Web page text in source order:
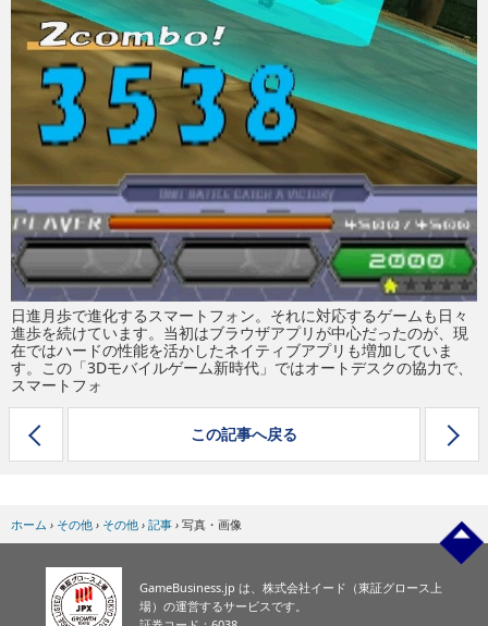
日進月歩で進化するスマートフォン。それに対応するゲームも日々
進歩を続けています。当初はブラウザアプリが中心だったのが、現
在ではハードの性能を活かしたネイティブアプリも増加していま
す。この「3Dモバイルゲーム新時代」ではオートデスクの協力で、
スマートフォ
この記事へ戻る
ホーム › その他 › その他 › 記事 › 写真・画像
GameBusiness.jp は、株式会社イード（東証グロース上
場）の運営するサービスです。